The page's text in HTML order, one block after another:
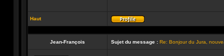
Haut
Profil
Jean-François Sujet du message : Re: Bonjour du Jura,